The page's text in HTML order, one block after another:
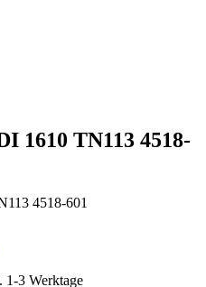
1610 TN113 4518-
1-3 Werktage